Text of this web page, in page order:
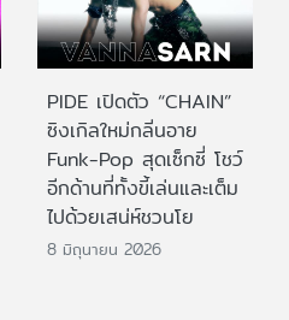
PIDE เปิดตัว “CHAIN”
ซิงเกิลใหม่กลิ่นอาย
Funk-Pop สุดเซ็กซี่ โชว์
อีกด้านที่ทั้งขี้เล่นและเต็ม
ไปด้วยเสน่ห์ชวนโย
8 มิถุนายน 2026